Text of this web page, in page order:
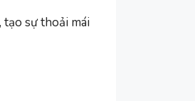
sự thoải mái